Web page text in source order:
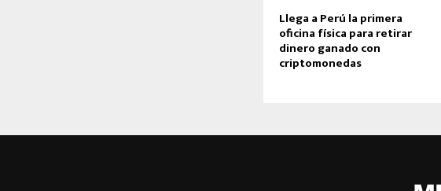
Llega a Perú la primera
oficina física para retirar
dinero ganado con
criptomonedas